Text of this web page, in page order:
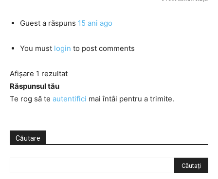
Guest a răspuns 15 ani ago
You must login to post comments
Afișare 1 rezultat
Răspunsul tău
Te rog să te autentifici mai întâi pentru a trimite.
Căutare